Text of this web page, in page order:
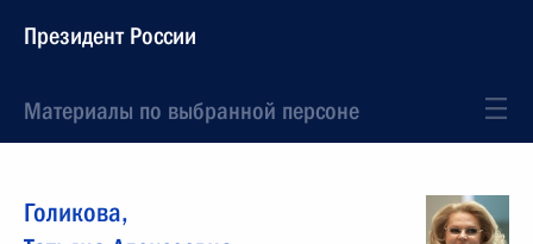
Президент России
Материалы по выбранной персоне
Голикова,